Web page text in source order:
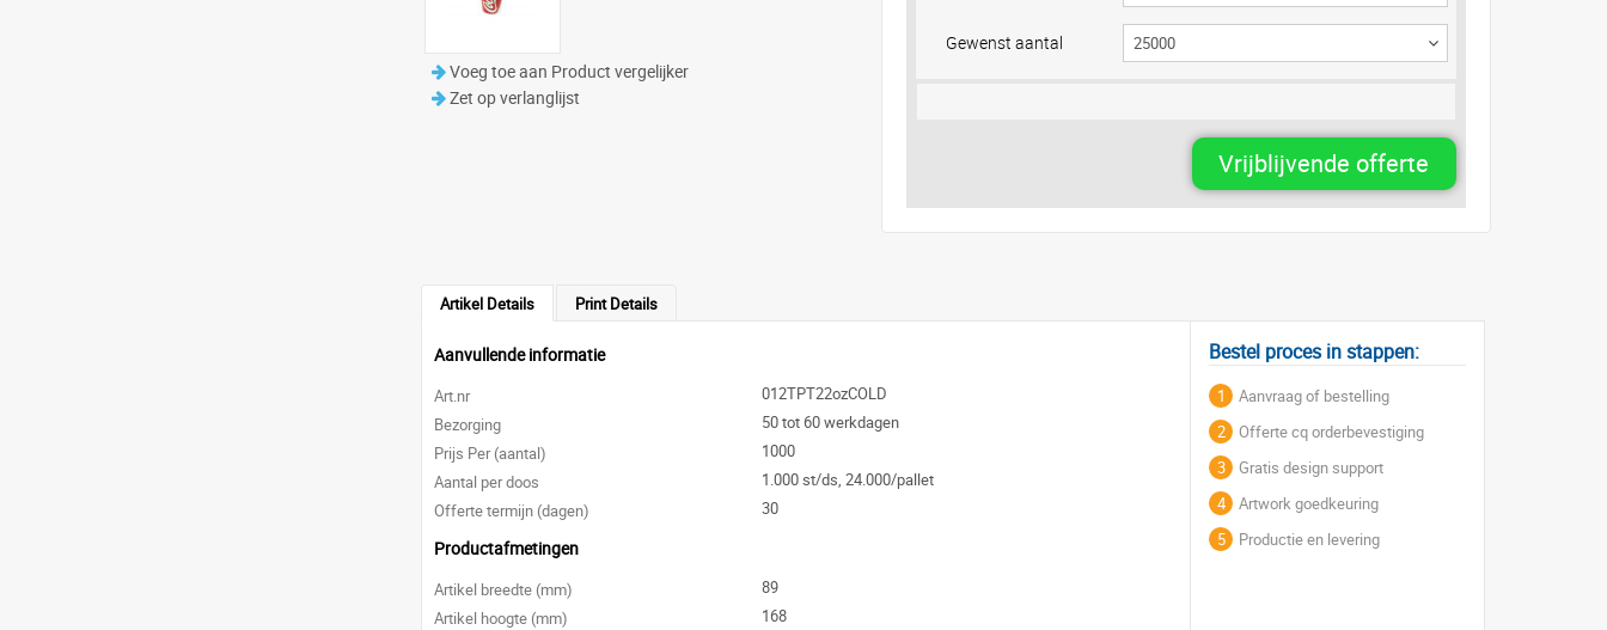
Voeg toe aan Product vergelijker
Zet op verlanglijst
Gewenst aantal
Vrijblijvende offerte
Artikel Details Print Details
Aanvullende informatie
Art.nr
012TPT22ozCOLD
Bezorging
50 tot 60 werkdagen
Prijs Per (aantal)
1000
Aantal per doos
1.000 st/ds, 24.000/pallet
Offerte termijn (dagen)
30
Productafmetingen
Artikel breedte (mm)
89
Artikel hoogte (mm)
168
Bestel proces in stappen:
1
Aanvraag of bestelling
2
Offerte cq orderbevestiging
3
Gratis design support
4
Artwork goedkeuring
5
Productie en levering